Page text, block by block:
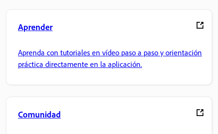
Aprender
Aprenda con tutoriales en vídeo paso a paso y orientación
práctica directamente en la aplicación.
Comunidad